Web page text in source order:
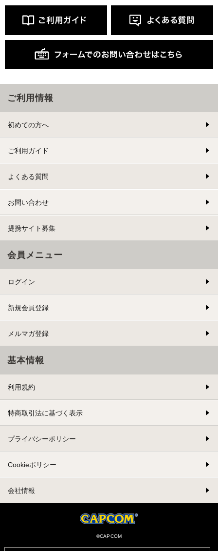
ご利用情報
初めての方へ
ご利用ガイド
よくある質問
お問い合わせ
提携サイト募集
会員メニュー
ログイン
新規会員登録
メルマガ登録
基本情報
利用規約
特商取引法に基づく表示
プライバシーポリシー
Cookieポリシー
会社情報
©CAPCOM